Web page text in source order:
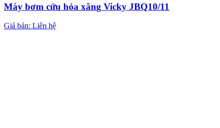
Máy bơm cứu hỏa xăng Vicky JBQ10/11
Giá bán: Liên hệ